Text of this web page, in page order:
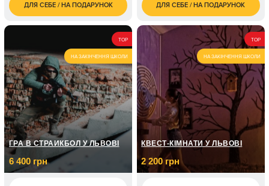
1 ос. / Індивідуальна
вулична фотосесія/
до 1 години
4 500
1 ос. / Індивідуальна
фотосесія в студії/1
година
5 350
грн
ДЛЯ СЕБЕ / НА ПОДАРУНОК
2 000
грн
2 ос. / 2 дні/1 ніч
4 000
грн
3 ос. / 2 дні/1 ніч
4 200
грн
ДЛЯ СЕБЕ / НА ПОДАРУНОК
TOP
НА ЗАКІНЧЕННЯ ШКОЛИ
ГРА В СТРАЙКБОЛ У ЛЬВОВІ
6 400 грн
TOP
НА ЗАКІНЧЕННЯ ШКОЛИ
КВЕСТ-КІМНАТИ У ЛЬВОВІ
2 200 грн